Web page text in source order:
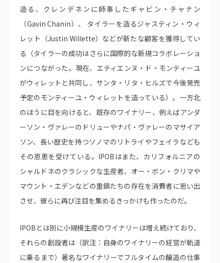
造る、クレンデネンに師事したギャビン・チャナン
（Gavin Chanin）、 タイラーを造るジャスティン・ウィ
レット（Justin Willette）などが新たな顧客を獲得してい
る（タイラーの成功はさらに国際的な新規コラボレーショ
ンにつながった。現在、エティエンヌ・ド・モンティーユ
がウィレットと共同し、サンタ・リタ・ヒルズで今後発売
予定のモンティーユ・ウィレットを造っている）。一方北
のほうに目を向けると、既存のワイナリー、例えばアンダ
ーソン・ヴァレーのドリューやナパ・ヴァレーのマサイア
ソン、長い歴史を持つソノマのリトライやフェイラなども
その恩恵を受けている。IPOBはまた、カリフォルニアの
シャルドネのクラシックな生産者、オー・ボン・クリマや
マウント・エデンなどの重鎮たちの存在を消費者に思い出
させ、彼らに再び注目を集めるきっかけも作ったのだ。
IPOBとは別に小規模生産のワイナリーは増え続けており、
それらの創設者は（訳注：自身のワイナリーの経営が軌道
に乗るまで）著名なワイナリーでフルタイムの醸造の仕事